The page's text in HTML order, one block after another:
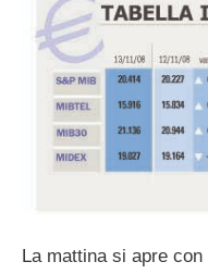
La mattina si apre